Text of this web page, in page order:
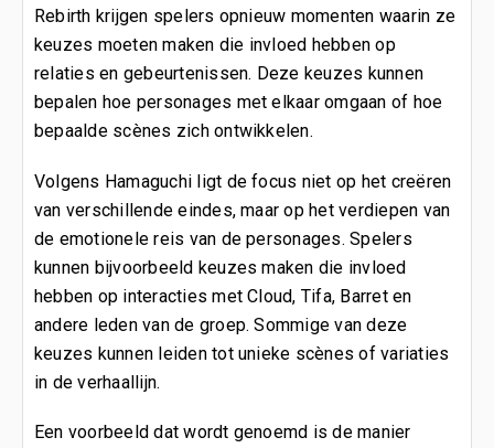
Rebirth krijgen spelers opnieuw momenten waarin ze
keuzes moeten maken die invloed hebben op
relaties en gebeurtenissen. Deze keuzes kunnen
bepalen hoe personages met elkaar omgaan of hoe
bepaalde scènes zich ontwikkelen.
Volgens Hamaguchi ligt de focus niet op het creëren
van verschillende eindes, maar op het verdiepen van
de emotionele reis van de personages. Spelers
kunnen bijvoorbeeld keuzes maken die invloed
hebben op interacties met Cloud, Tifa, Barret en
andere leden van de groep. Sommige van deze
keuzes kunnen leiden tot unieke scènes of variaties
in de verhaallijn.
Een voorbeeld dat wordt genoemd is de manier